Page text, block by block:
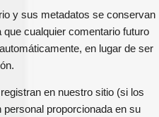
y sus metadatos se conservan
cualquier comentario futuro
en lugar de ser
en nuestro sitio (si los
proporcionada en su